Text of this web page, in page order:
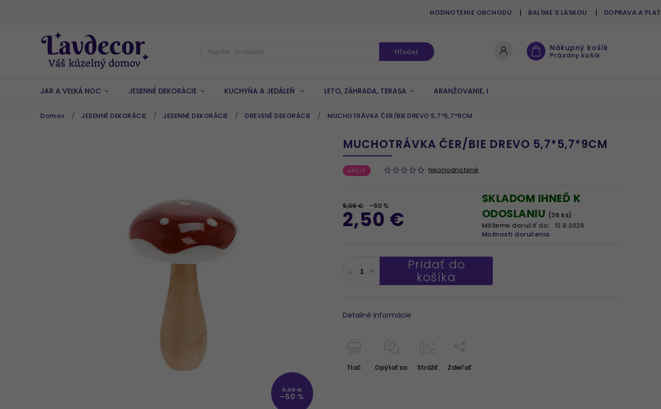
HODNOTENIE OBCHODU BALÍME S LÁSKOU DOPRAVA A
Hľadať Nákupný košík
Prázdny košík
JAR A VEĽKÁ NOC JESENNÉ DEKORÁCIE KUCHYŇA A JEDÁLEŇ LETO, ZÁHRADA, TERASA ARANŽOVANIE, DEKOROVANIE
Domov / JESENNÉ DEKORÁCIE / JESENNÉ DEKORÁCIE / DREVENÉ DEKORÁCIE / MUCHOTRÁVKA ČER/BIE DREVO 5,7*5,7*9CM
5,09 €
–50 %
MUCHOTRÁVKA ČER/BIE DREVO 5,7*5,7*9CM
AKCIA Neohodnotené
5,09 € –50 %
2,50 €
SKLADOM IHNEĎ K
ODOSLANIU (36 ks)
Môžeme doručiť do:
10.8.2026
Možnosti doručenia
Pridať do
košíka
Detailné informácie
Tlač Opýtať sa Strážiť Zdieľať